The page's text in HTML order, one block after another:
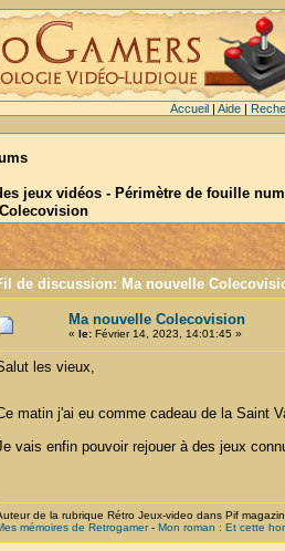
Accueil| Aide|
jeux vidéos - Périmètre de fouille
de discussion: Ma nouvelle
Ma nouvelle Colecovision
« le:Février 14, 2023, 14:01:45 »
les vieux,
matin j'ai eu comme cadeau de la Saint
vais enfin pouvoir rejouer à des jeux
de la rubrique Rétro Jeux-video dans Pif
mémoires de Retrogamer- Mon roman : Et cette